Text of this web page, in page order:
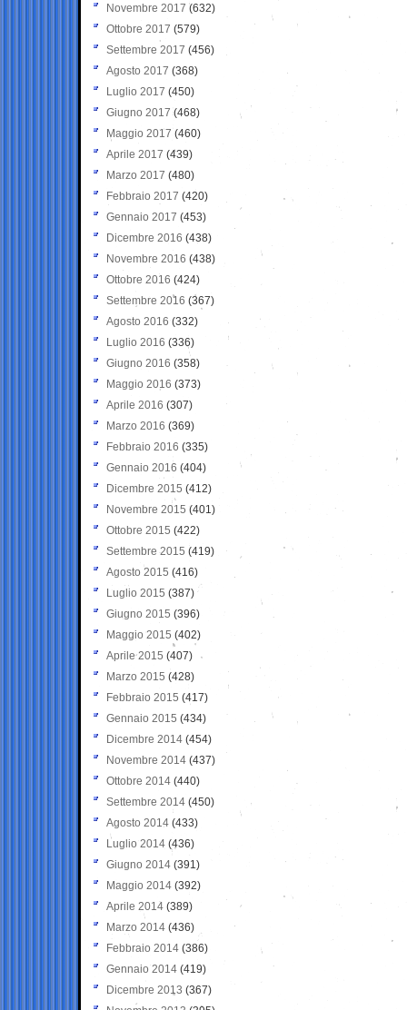
Novembre 2017 (632)
Ottobre 2017 (579)
Settembre 2017 (456)
Agosto 2017 (368)
Luglio 2017 (450)
Giugno 2017 (468)
Maggio 2017 (460)
Aprile 2017 (439)
Marzo 2017 (480)
Febbraio 2017 (420)
Gennaio 2017 (453)
Dicembre 2016 (438)
Novembre 2016 (438)
Ottobre 2016 (424)
Settembre 2016 (367)
Agosto 2016 (332)
Luglio 2016 (336)
Giugno 2016 (358)
Maggio 2016 (373)
Aprile 2016 (307)
Marzo 2016 (369)
Febbraio 2016 (335)
Gennaio 2016 (404)
Dicembre 2015 (412)
Novembre 2015 (401)
Ottobre 2015 (422)
Settembre 2015 (419)
Agosto 2015 (416)
Luglio 2015 (387)
Giugno 2015 (396)
Maggio 2015 (402)
Aprile 2015 (407)
Marzo 2015 (428)
Febbraio 2015 (417)
Gennaio 2015 (434)
Dicembre 2014 (454)
Novembre 2014 (437)
Ottobre 2014 (440)
Settembre 2014 (450)
Agosto 2014 (433)
Luglio 2014 (436)
Giugno 2014 (391)
Maggio 2014 (392)
Aprile 2014 (389)
Marzo 2014 (436)
Febbraio 2014 (386)
Gennaio 2014 (419)
Dicembre 2013 (367)